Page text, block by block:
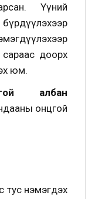
Үүний
доорх
юм.
албан
онцгой
тус нэмэгдэх